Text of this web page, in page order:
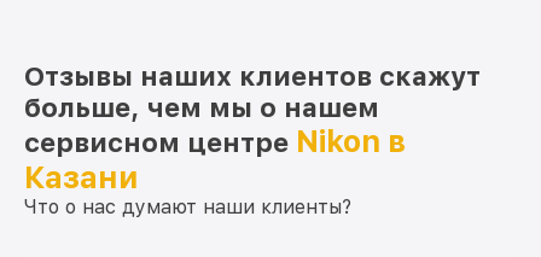
Отзывы наших клиентов скажут
больше, чем мы о нашем
сервисном центре Nikon в
Казани
Что о нас думают наши клиенты?